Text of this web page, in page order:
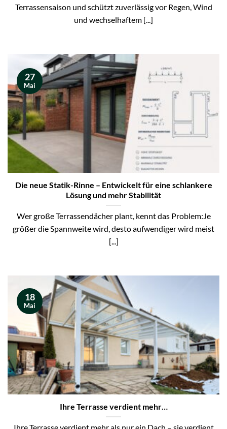
Terrassensaison und schützt zuverlässig vor Regen, Wind
und wechselhaftem [...]
Die neue Statik-Rinne – Entwickelt für eine schlankere
Lösung und mehr Stabilität
Wer große Terrassendächer plant, kennt das Problem:Je
größer die Spannweite wird, desto aufwendiger wird meist
[...]
27
Mai
Ihre Terrasse verdient mehr…
18
Mai